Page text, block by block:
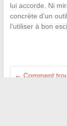
lui accorde. Ni
concrète d’un
l’utiliser à bon
← Comment